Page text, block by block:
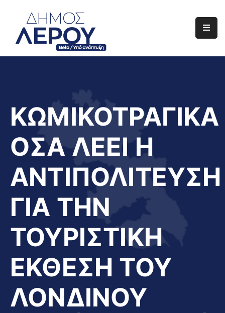
Αρχική
Διαφάνεια
Το
Νησί
Μας
ΚΩΜΙΚΟΤΡΑΓΙΚΑ
ΟΣΑ ΛΕΕΙ Η
ΑΝΤΙΠΟΛΙΤΕΥΣΗ
ΓΙΑ ΤΗΝ
ΤΟΥΡΙΣΤΙΚΗ
ΕΚΘΕΣΗ ΤΟΥ
ΛΟΝΔΙΝΟΥ